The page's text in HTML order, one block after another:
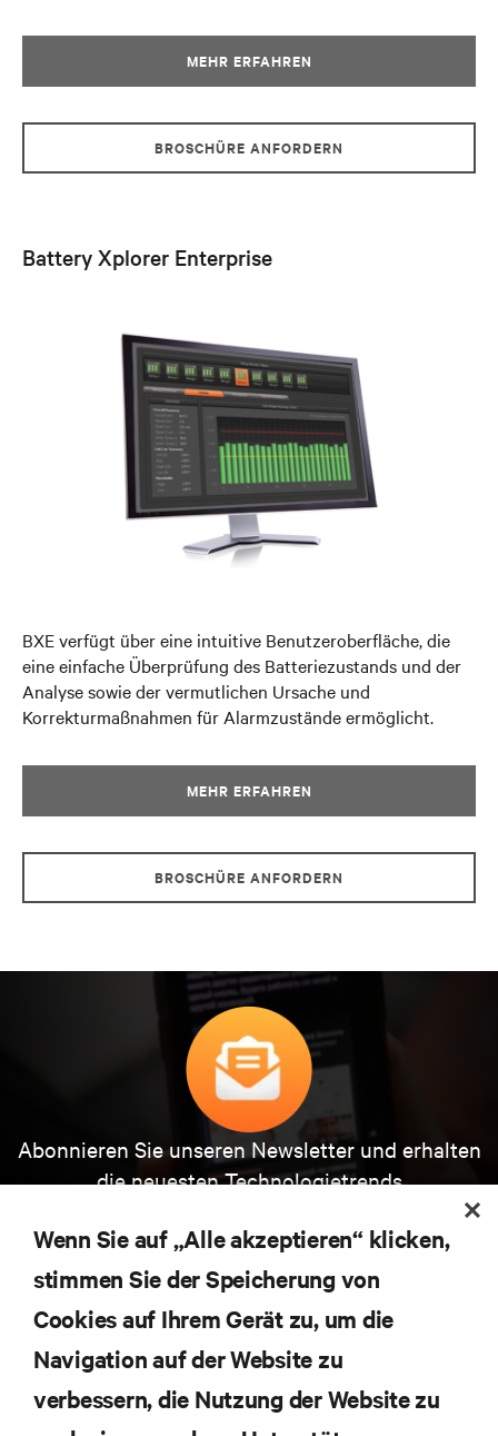
MEHR ERFAHREN
BROSCHÜRE ANFORDERN
Battery Xplorer Enterprise
BXE verfügt über eine intuitive Benutzeroberfläche, die
eine einfache Überprüfung des Batteriezustands und der
Analyse sowie der vermutlichen Ursache und
Korrekturmaßnahmen für Alarmzustände ermöglicht.
MEHR ERFAHREN
BROSCHÜRE ANFORDERN
Abonnieren Sie unseren Newsletter und erhalten
die neuesten Technologietrends
Themen der Branche, mit aktuellen Diskussionen
und Einblicken von Experten in das
Rechenzentrums- und Infrastrukturmanagement.
JETZT ANMELDEN
RESSOURCEN
Wenn Sie auf „Alle akzeptieren“ klicken,
stimmen Sie der Speicherung von
Cookies auf Ihrem Gerät zu, um die
Navigation auf der Website zu
verbessern, die Nutzung der Website zu